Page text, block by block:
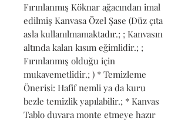
Fırınlanmış Köknar ağacından imal
edilmiş Kanvasa Özel Şase (Düz çıta
asla kullanılmamaktadır.; ; Kanvasın
altında kalan kısım eğimlidir.; ;
Fırınlanmış olduğu için
mukavemetlidir.; ) * Temizleme
Önerisi: Hafif nemli ya da kuru
bezle temizlik yapılabilir.; * Kanvas
Tablo duvara monte etmeye hazır